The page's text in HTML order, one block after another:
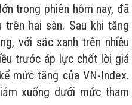
trong phiên hôm nay, đã
hai sàn. Sau khi tăng
với sắc xanh trên nhiều
trước áp lực chốt lời giá
mức tăng của VN-Index.
xuống dưới mức tham